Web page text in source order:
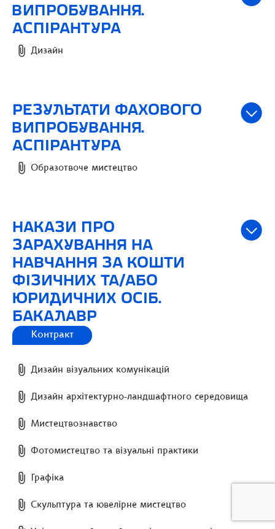
ВИПРОБУВАННЯ.
АСПІРАНТУРА
Дизайн
РЕЗУЛЬТАТИ ФАХОВОГО
ВИПРОБУВАННЯ.
АСПІРАНТУРА
Образотвоче мистецтво
НАКАЗИ ПРО
ЗАРАХУВАННЯ НА
НАВЧАННЯ ЗА КОШТИ
ФІЗИЧНИХ ТА/АБО
ЮРИДИЧНИХ ОСІБ.
БАКАЛАВР
Контракт
Дизайн візуальних комунікацій
Дизайн архітектурно-ландшафтного середовища
Мистецтвознавство
Фотомистецтво та візуальні практики
Графіка
Скульптура та ювелірне мистецтво